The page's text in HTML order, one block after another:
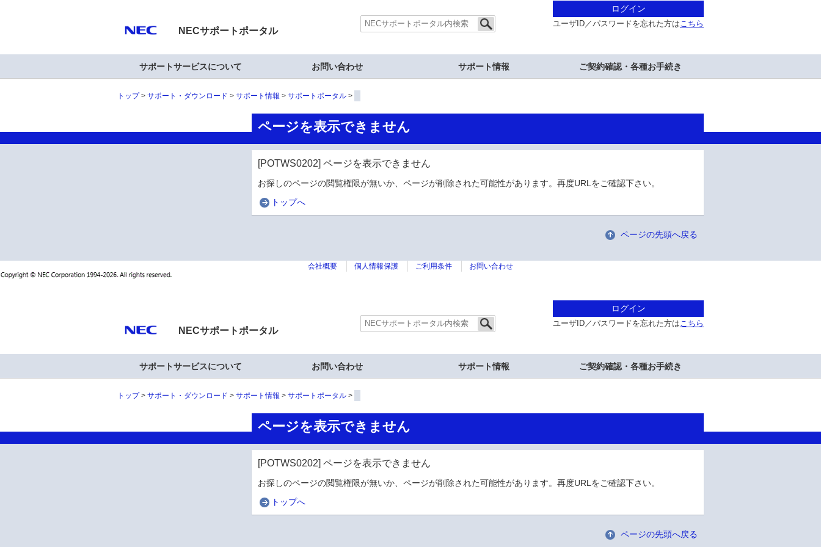
NECサポートポータル
ログイン
ユーザID／パスワードを忘れた方はこちら
サポートサービスについて お問い合わせ サポート情報 ご契約確認・各種お手続き
トップ サポート・ダウンロード サポート情報 サポートポータル
ページを表示できません
[POTWS0202] ページを表示できません
お探しのページの閲覧権限が無いか、ページが削除された可能性があります。再度URLをご確認下さい。
トップへ
ページの先頭へ戻る
会社概要 個人情報保護 ご利用条件 お問い合わせ
NECサポートポータル
ログイン
ユーザID／パスワードを忘れた方はこちら
サポートサービスについて お問い合わせ サポート情報 ご契約確認・各種お手続き
トップ サポート・ダウンロード サポート情報 サポートポータル
ページを表示できません
[POTWS0202] ページを表示できません
お探しのページの閲覧権限が無いか、ページが削除された可能性があります。再度URLをご確認下さい。
トップへ
ページの先頭へ戻る